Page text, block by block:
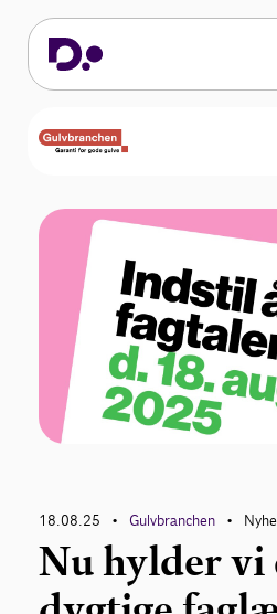
Nyheder
Arrangementer
Gulvfakta
GVK
For medlemmer
Om Gulvbranchen
Bliv medlem
18.08.25 • Gulvbranchen •
Nu hylder vi